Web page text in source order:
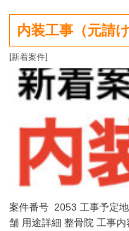
内装工事（元請
[新着案件]
案件番号 2053 工事予定
舗 用途詳細 整骨院 工事